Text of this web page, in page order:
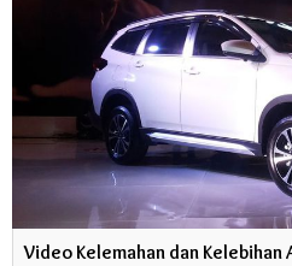
Video Kelemahan dan Kelebihan